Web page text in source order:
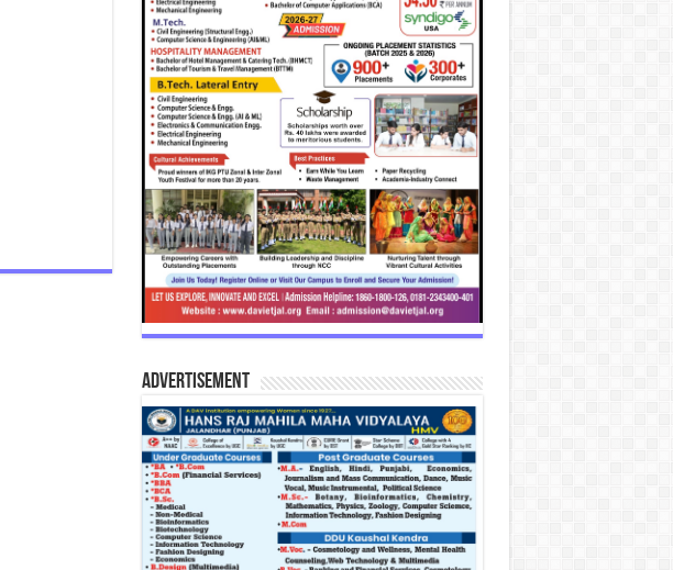
Advertisement